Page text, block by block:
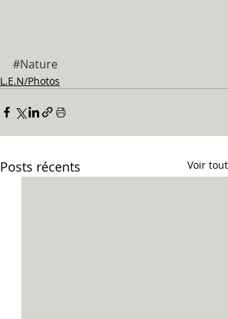
#Nature
L.E.N/Photos
Posts récents Voir tout